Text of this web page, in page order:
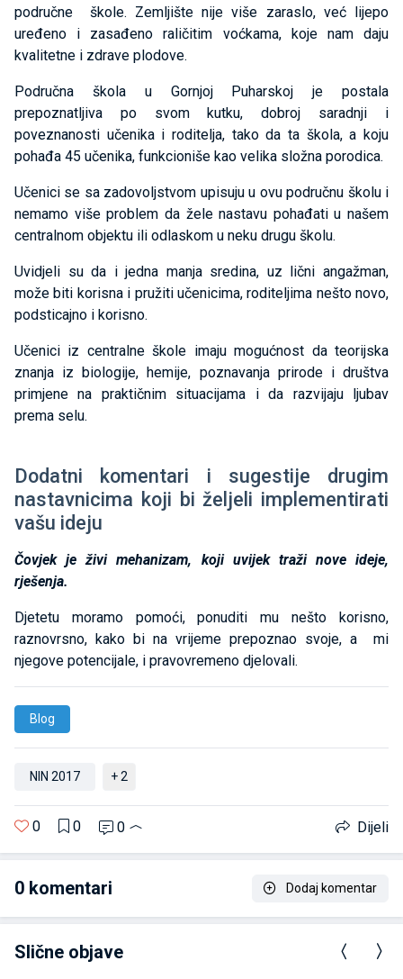
područne škole. Zemljište nije više zaraslo, već lijepo
uređeno i zasađeno raličitim voćkama, koje nam daju
kvalitetne i zdrave plodove.
Područna škola u Gornjoj Puharskoj je postala
prepoznatljiva po svom kutku, dobroj saradnji i
poveznanosti učenika i roditelja, tako da ta škola, a koju
pohađa 45 učenika, funkcioniše kao velika složna porodica.
Učenici se sa zadovoljstvom upisuju u ovu područnu školu i
nemamo više problem da žele nastavu pohađati u našem
centralnom objektu ili odlaskom u neku drugu školu.
Uvidjeli su da i jedna manja sredina, uz lični angažman,
može biti korisna i pružiti učenicima, roditeljima nešto novo,
podsticajno i korisno.
Učenici iz centralne škole imaju mogućnost da teorijska
znanja iz biologije, hemije, poznavanja prirode i društva
primjene na praktičnim situacijama i da razvijaju ljubav
prema selu.
Dodatni komentari i sugestije drugim
nastavnicima koji bi željeli implementirati
vašu ideju
Čovjek je živi mehanizam, koji uvijek traži nove ideje,
rješenja.
Djetetu moramo pomoći, ponuditi mu nešto korisno,
raznovrsno, kako bi na vrijeme prepoznao svoje, a mi
njegove potencijale, i pravovremeno djelovali.
Blog
NIN 2017 + 2
0 0 0 Dijeli
0 komentari Dodaj komentar
Slične objave